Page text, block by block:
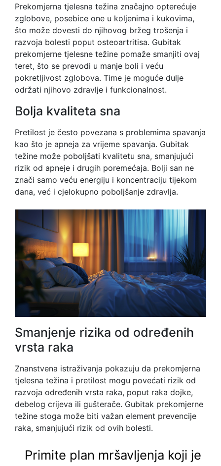
Prekomjerna tjelesna težina značajno opterećuje
zglobove, posebice one u koljenima i kukovima,
što može dovesti do njihovog bržeg trošenja i
razvoja bolesti poput osteoartritisa. Gubitak
prekomjerne tjelesne težine pomaže smanjiti ovaj
teret, što se prevodi u manje boli i veću
pokretljivost zglobova. Time je moguće dulje
održati njihovo zdravlje i funkcionalnost.
Bolja kvaliteta sna
Pretilost je često povezana s problemima spavanja
kao što je apneja za vrijeme spavanja. Gubitak
težine može poboljšati kvalitetu sna, smanjujući
rizik od apneje i drugih poremećaja. Bolji san ne
znači samo veću energiju i koncentraciju tijekom
dana, već i cjelokupno poboljšanje zdravlja.
Smanjenje rizika od određenih
vrsta raka
Znanstvena istraživanja pokazuju da prekomjerna
tjelesna težina i pretilost mogu povećati rizik od
razvoja određenih vrsta raka, poput raka dojke,
debelog crijeva ili gušterače. Gubitak prekomjerne
težine stoga može biti važan element prevencije
raka, smanjujući rizik od ovih bolesti.
Primite plan mršavljenja koji je